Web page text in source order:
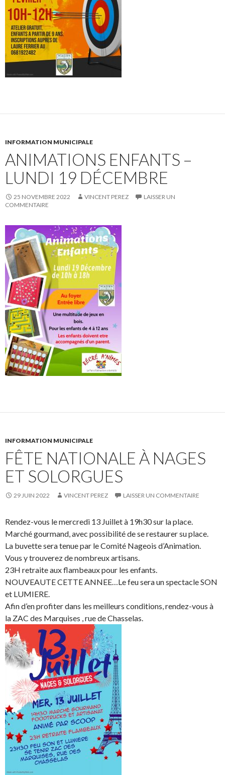
INFORMATION MUNICIPALE
ANIMATIONS ENFANTS –
LUNDI 19 DÉCEMBRE
25 NOVEMBRE 2022 VINCENT PEREZ
LAISSER UN
COMMENTAIRE
INFORMATION MUNICIPALE
FÊTE NATIONALE À NAGES
ET SOLORGUES
29 JUIN 2022 VINCENT PEREZ LAISSER UN COMMENTAIRE
Rendez-vous le mercredi 13 Juillet à 19h30 sur la place.
Marché gourmand, avec possibilité de se restaurer su place.
La buvette sera tenue par le Comité Nageois d’Animation.
Vous y trouverez de nombreux artisans.
23H retraite aux flambeaux pour les enfants.
NOUVEAUTE CETTE ANNEE…Le feu sera un spectacle SON
et LUMIERE.
Afin d’en profiter dans les meilleurs conditions, rendez-vous à
la ZAC des Marquises , rue de Chasselas.